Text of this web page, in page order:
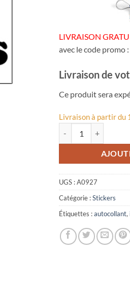
LIVRAISON
avec le code promo :
Livraison de
Ce produit sera
Livraison à partir du
UGS :A0927
Catégorie :Stickers
Étiquettes :autocollant,